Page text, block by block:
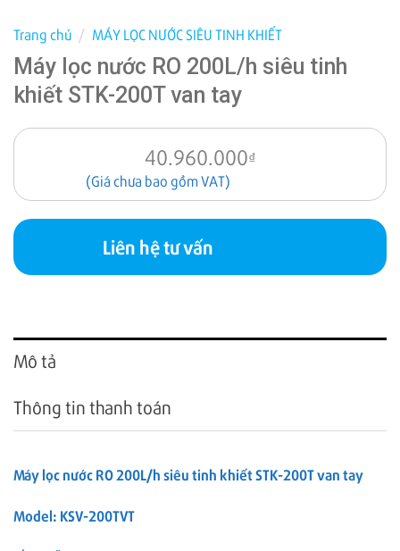
Trang chủ / MÁY LỌC NƯỚC SIÊU TINH KHIẾT
Máy lọc nước RO 200L/h siêu tinh
khiết STK-200T van tay
40.960.000₫
(Giá chưa bao gồm VAT)
Liên hệ tư vấn
Mô tả
Thông tin thanh toán
Máy lọc nước RO 200L/h siêu tinh khiết STK-200T van tay
Model: KSV-200TVT